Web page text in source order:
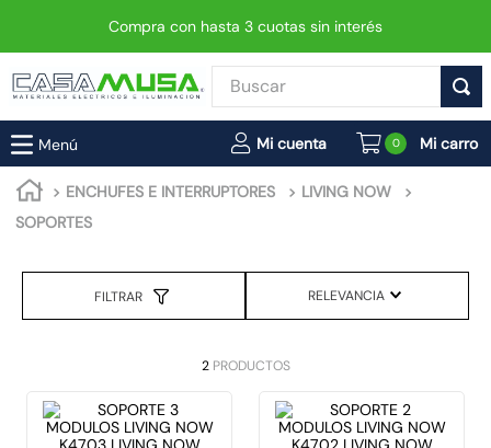
Compra con hasta 3 cuotas sin interés
Buscar
0
ENCHUFES E INTERRUPTORES
LIVING NOW
SOPORTES
FILTRAR RELEVANCIA
2 PRODUCTOS
TÉRMINOS MÁS BUSCADOS
1.
enchufe
2.
interruptor
4.
enchufes
5.
luminaria vial led neo
ampolleta